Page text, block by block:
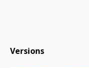
Versions